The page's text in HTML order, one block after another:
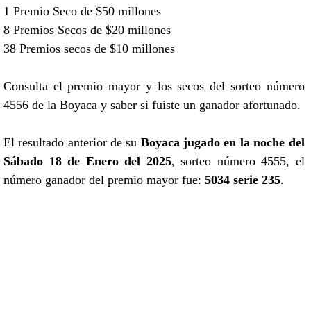
1 Premio Seco de $50 millones
8 Premios Secos de $20 millones
38 Premios secos de $10 millones
Consulta el premio mayor y los secos del sorteo número
4556 de la Boyaca y saber si fuiste un ganador afortunado.
El resultado anterior de su Boyaca jugado en la noche del
Sábado 18 de Enero del 2025, sorteo número 4555, el
número ganador del premio mayor fue: 5034 serie 235.